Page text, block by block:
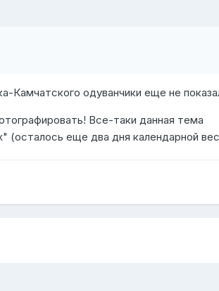
Камчатского одуванчики еще не
Все-таки данная тема
(осталось еще два дня календарной